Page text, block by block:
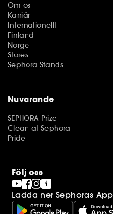
Om os
Karriär
Internationellt
Finland
Norge
Stores
Sephora Stands
Nuvarande
SEPHORA Prize
Clean at Sephora
Pride
Följ oss
Ladda ner Sephoras App